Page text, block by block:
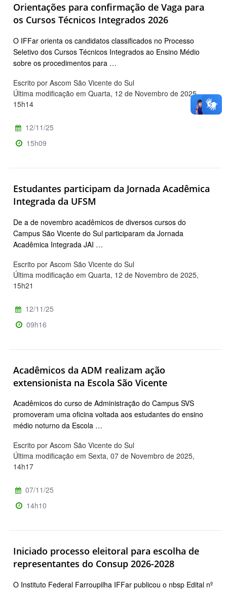
Orientações para confirmação de Vaga para
os Cursos Técnicos Integrados 2026
O IFFar orienta os candidatos classificados no Processo
Seletivo dos Cursos Técnicos Integrados ao Ensino Médio
sobre os procedimentos para …
Escrito por Ascom São Vicente do Sul
Última modificação em Quarta, 12 de Novembro de 2025,
15h14
12/11/25
15h09
Estudantes participam da Jornada Acadêmica
Integrada da UFSM
De a de novembro acadêmicos de diversos cursos do
Campus São Vicente do Sul participaram da Jornada
Acadêmica Integrada JAI …
Escrito por Ascom São Vicente do Sul
Última modificação em Quarta, 12 de Novembro de 2025,
15h21
12/11/25
09h16
Acadêmicos da ADM realizam ação
extensionista na Escola São Vicente
Acadêmicos do curso de Administração do Campus SVS
promoveram uma oficina voltada aos estudantes do ensino
médio noturno da Escola …
Escrito por Ascom São Vicente do Sul
Última modificação em Sexta, 07 de Novembro de 2025,
14h17
07/11/25
14h10
Iniciado processo eleitoral para escolha de
representantes do Consup 2026-2028
O Instituto Federal Farroupilha IFFar publicou o nbsp Edital nº